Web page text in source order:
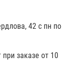
42 с пн по
заказе от 10